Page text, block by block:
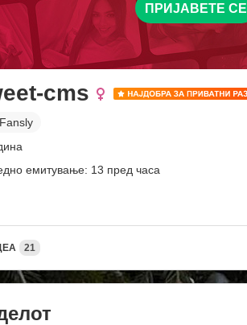
ПРИЈАВЕТЕ СЕ
cms
Fansly
емитување: 13 пред часа
21